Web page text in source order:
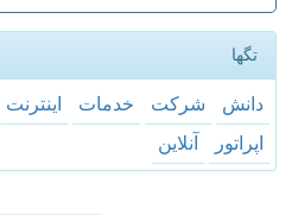
تگها
دانش شركت خدمات اینترنت
اپراتور
آنلاین